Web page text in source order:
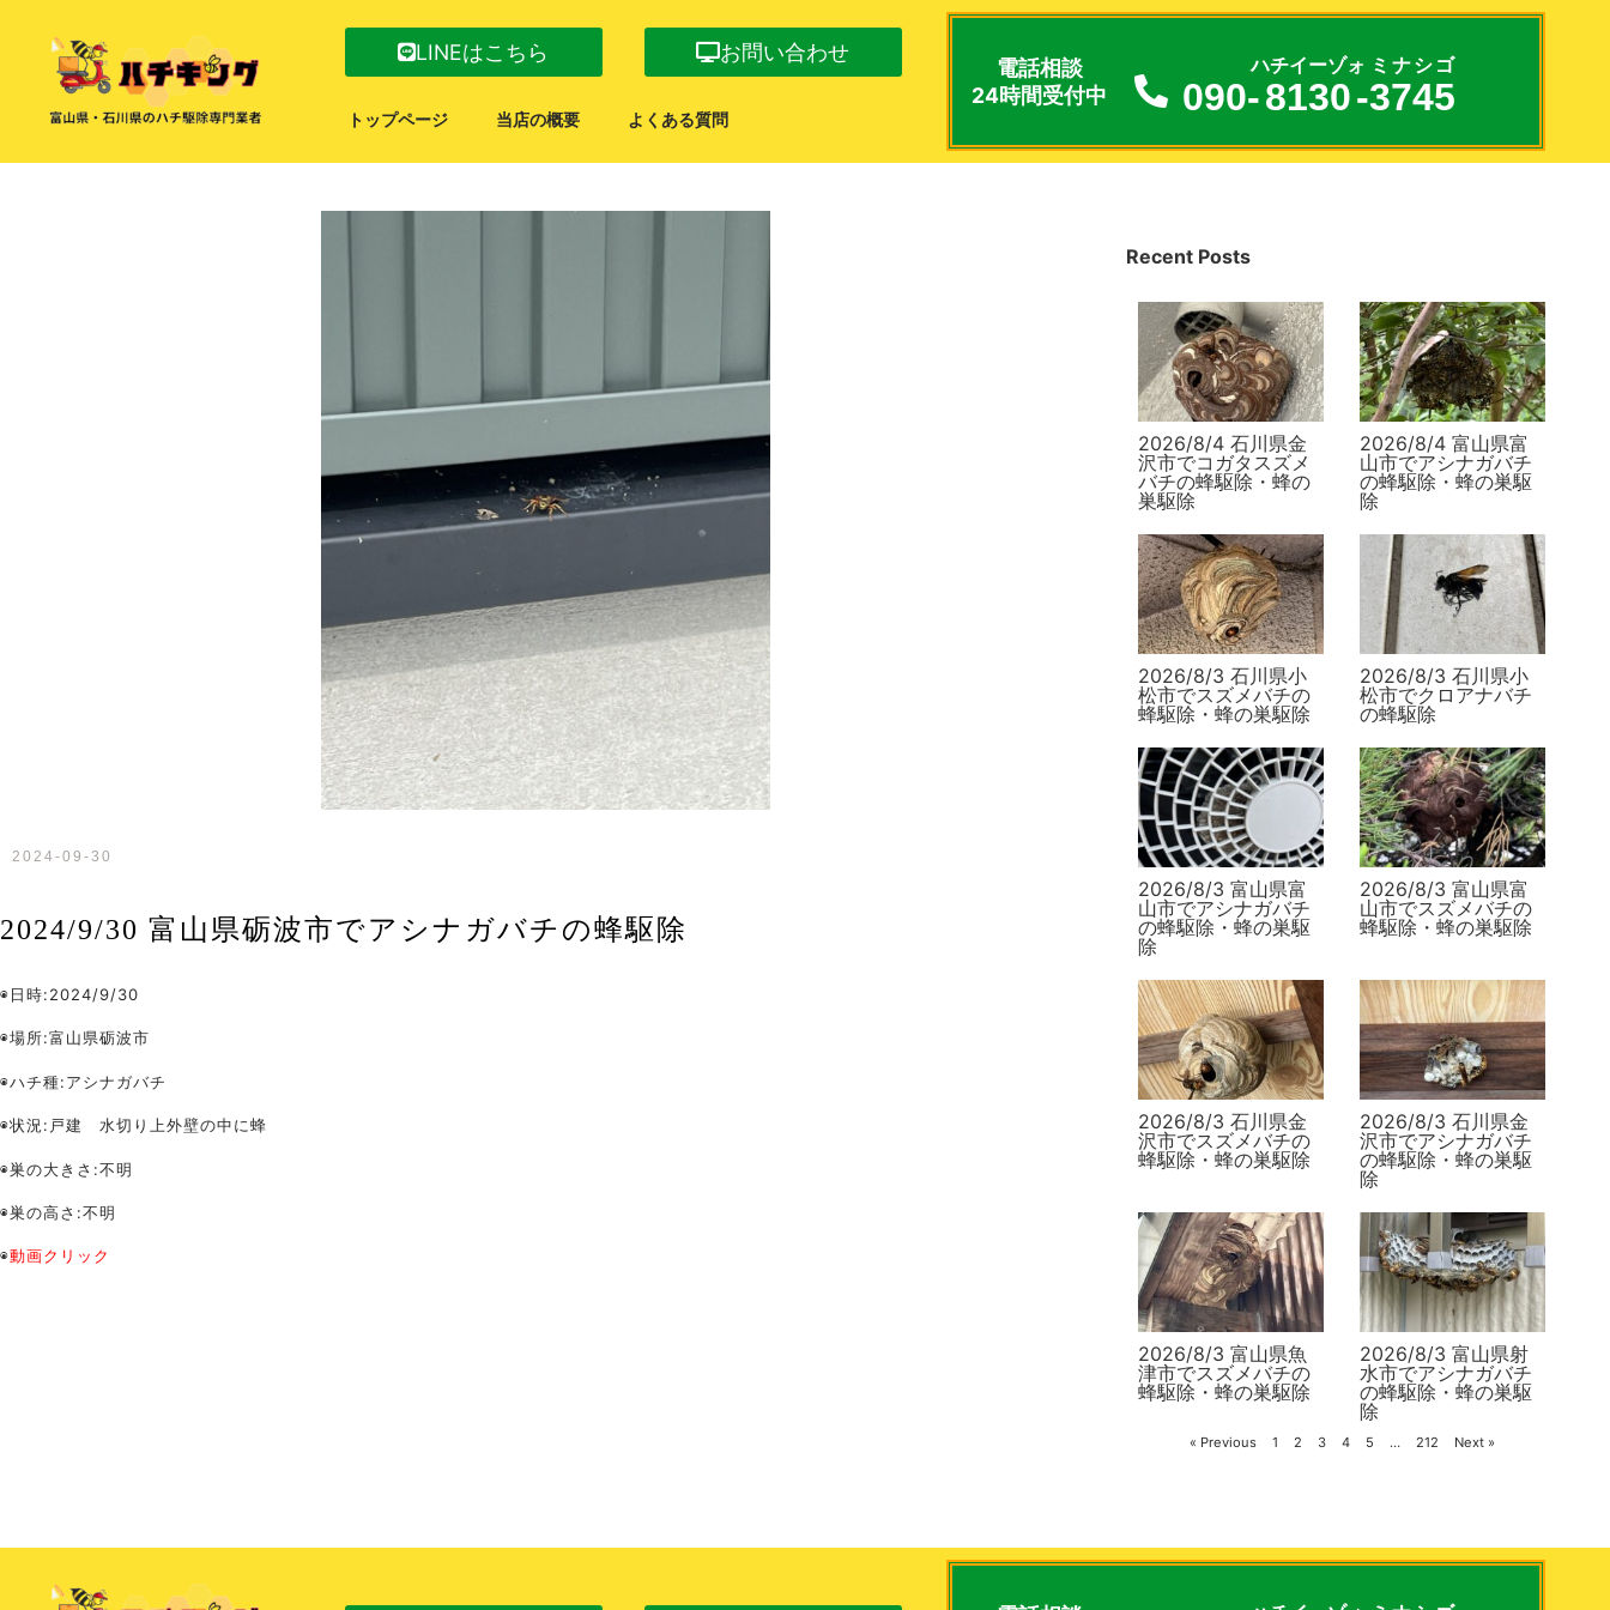
LINEはこちら お問い合わせ
トップページ 当店の概要 よくある質問
電話相談
24時間受付中
090-8130
ハチイーゾォ
-3745
ミナシゴ
2024-09-30
2024/9/30 富山県砺波市でアシナガバチの蜂駆除
◉日時:2024/9/30
◉場所:富山県砺波市
◉ハチ種:アシナガバチ
◉状況:戸建 水切り上外壁の中に蜂
◉巣の大きさ:不明
◉巣の高さ:不明
◉動画クリック
Recent Posts
2026/8/4 石川県金
沢市でコガタスズメ
バチの蜂駆除・蜂の
巣駆除
2026/8/4 富山県富
山市でアシナガバチ
の蜂駆除・蜂の巣駆
除
2026/8/3 石川県小
松市でスズメバチの
蜂駆除・蜂の巣駆除
2026/8/3 石川県小
松市でクロアナバチ
の蜂駆除
2026/8/3 富山県富
山市でアシナガバチ
の蜂駆除・蜂の巣駆
除
2026/8/3 富山県富
山市でスズメバチの
蜂駆除・蜂の巣駆除
2026/8/3 石川県金
沢市でスズメバチの
蜂駆除・蜂の巣駆除
2026/8/3 石川県金
沢市でアシナガバチ
の蜂駆除・蜂の巣駆
除
2026/8/3 富山県魚
津市でスズメバチの
蜂駆除・蜂の巣駆除
2026/8/3 富山県射
水市でアシナガバチ
の蜂駆除・蜂の巣駆
除
« Previous 1 2 3 4 5 … 212 Next »